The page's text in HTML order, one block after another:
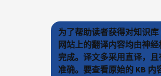
为了帮助读者获得对知识
网站上的翻译内容均由神
完成。译文多采用直译，
准确。要查看原始的 KB